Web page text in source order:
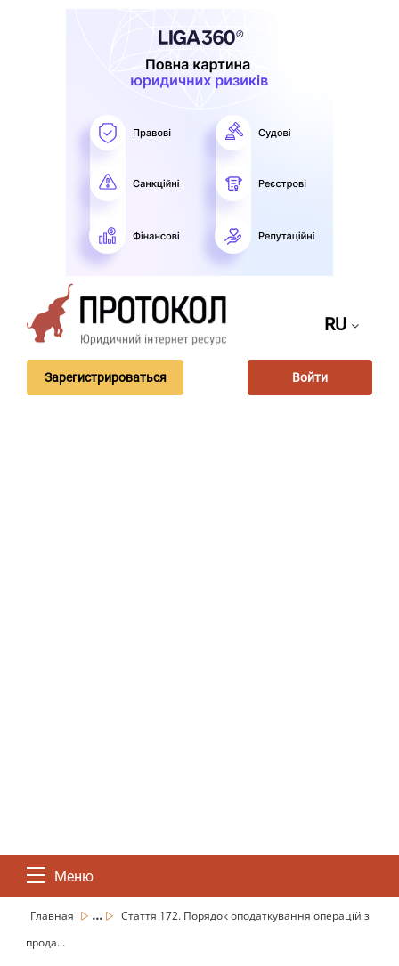
RU
Зарегистрироваться Войти
Меню
Главная ...
Стаття 172. Порядок оподаткування операцій з
прода...